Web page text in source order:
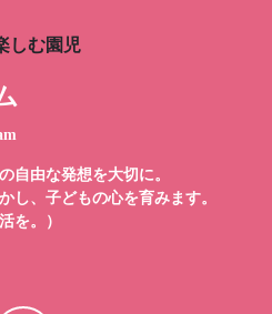
自由な発想を大切に。
し、子どもの心を育みます。
を。）